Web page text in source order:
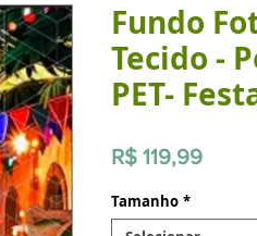
Fundo
Tecido -
PET-
R$ 119,99Preço
Tamanho *